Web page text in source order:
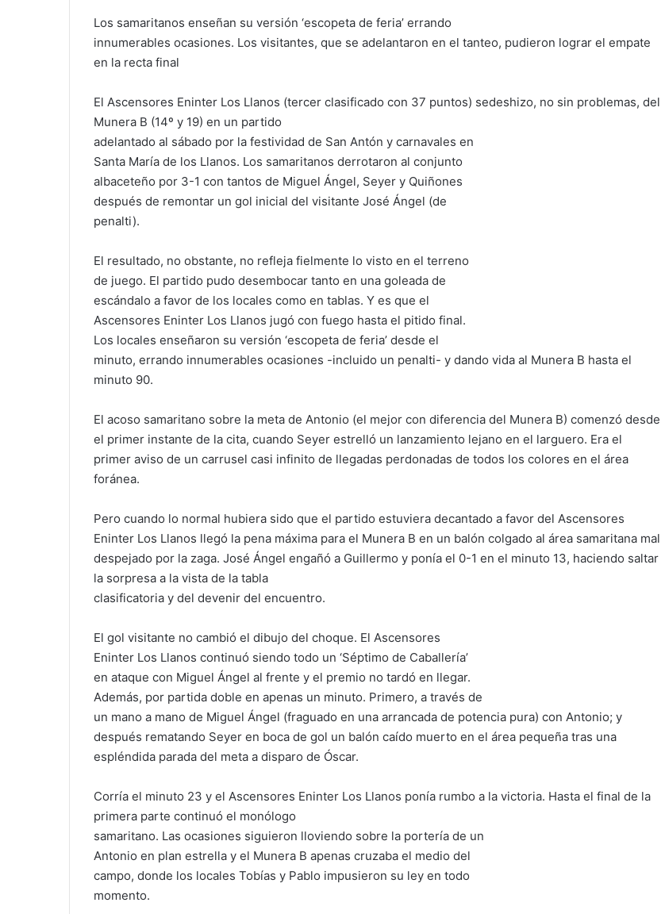
Los samaritanos enseñan su versión ‘escopeta de feria’ errando
innumerables ocasiones. Los visitantes, que se adelantaron en el tanteo, pudieron lograr el empate
en la recta final
El Ascensores Eninter Los Llanos (tercer clasificado con 37 puntos) sedeshizo, no sin problemas, del
Munera B (14º y 19) en un partido
adelantado al sábado por la festividad de San Antón y carnavales en
Santa María de los Llanos. Los samaritanos derrotaron al conjunto
albaceteño por 3-1 con tantos de Miguel Ángel, Seyer y Quiñones
después de remontar un gol inicial del visitante José Ángel (de
penalti).
El resultado, no obstante, no refleja fielmente lo visto en el terreno
de juego. El partido pudo desembocar tanto en una goleada de
escándalo a favor de los locales como en tablas. Y es que el
Ascensores Eninter Los Llanos jugó con fuego hasta el pitido final.
Los locales enseñaron su versión ‘escopeta de feria’ desde el
minuto, errando innumerables ocasiones -incluido un penalti- y dando vida al Munera B hasta el
minuto 90.
El acoso samaritano sobre la meta de Antonio (el mejor con diferencia del Munera B) comenzó desde
el primer instante de la cita, cuando Seyer estrelló un lanzamiento lejano en el larguero. Era el
primer aviso de un carrusel casi infinito de llegadas perdonadas de todos los colores en el área
foránea.
Pero cuando lo normal hubiera sido que el partido estuviera decantado a favor del Ascensores
Eninter Los Llanos llegó la pena máxima para el Munera B en un balón colgado al área samaritana mal
despejado por la zaga. José Ángel engañó a Guillermo y ponía el 0-1 en el minuto 13, haciendo saltar
la sorpresa a la vista de la tabla
clasificatoria y del devenir del encuentro.
El gol visitante no cambió el dibujo del choque. El Ascensores
Eninter Los Llanos continuó siendo todo un ‘Séptimo de Caballería’
en ataque con Miguel Ángel al frente y el premio no tardó en llegar.
Además, por partida doble en apenas un minuto. Primero, a través de
un mano a mano de Miguel Ángel (fraguado en una arrancada de potencia pura) con Antonio; y
después rematando Seyer en boca de gol un balón caído muerto en el área pequeña tras una
espléndida parada del meta a disparo de Óscar.
Corría el minuto 23 y el Ascensores Eninter Los Llanos ponía rumbo a la victoria. Hasta el final de la
primera parte continuó el monólogo
samaritano. Las ocasiones siguieron lloviendo sobre la portería de un
Antonio en plan estrella y el Munera B apenas cruzaba el medio del
campo, donde los locales Tobías y Pablo impusieron su ley en todo
momento.